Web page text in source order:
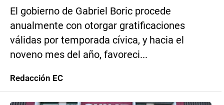
El gobierno de Gabriel Boric procede
anualmente con otorgar gratificaciones
válidas por temporada cívica, y hacia el
noveno mes del año, favoreci...
Redacción EC